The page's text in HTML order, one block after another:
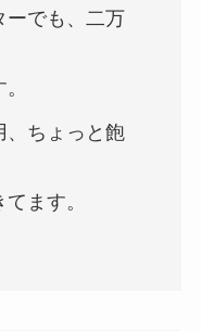
ーでも、二万
、ちょっと飽
ます。